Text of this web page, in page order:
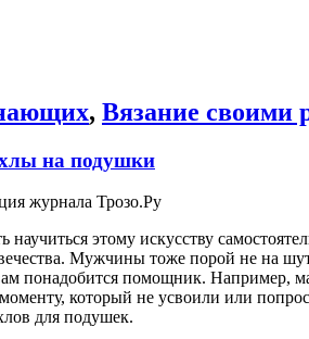
, Вязание своими
на подушки
журнала Трозо.Ру
научиться этому искусству
Мужчины тоже порой не на
понадобится помощник. Например,
который не усвоили или
для подушек.